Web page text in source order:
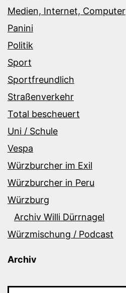
Medien, Internet, Computer
Panini
Politik
Sport
Sportfreundlich
Straßenverkehr
Total bescheuert
Uni / Schule
Vespa
Würzburcher im Exil
Würzburcher in Peru
Würzburg
Archiv Willi Dürrnagel
Würzmischung / Podcast
Archiv